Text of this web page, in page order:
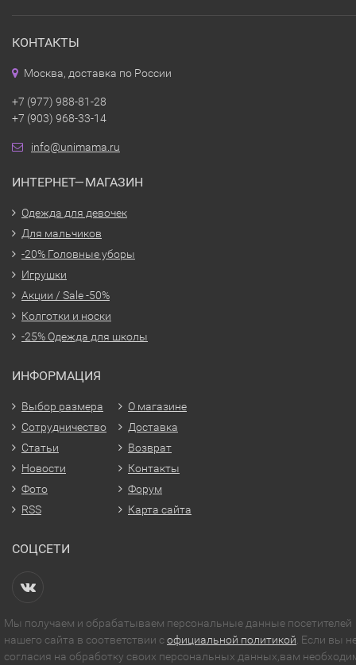
КОНТАКТЫ
Москва, доставка по России
+7 (977) 988-81-28
+7 (903) 968-33-14
info@unimama.ru
ИНТЕРНЕТ—МАГАЗИН
Одежда для девочек
Для мальчиков
-20% Головные уборы
Игрушки
Акции / Sale -50%
Колготки и носки
-25% Одежда для школы
ИНФОРМАЦИЯ
Выбор размера
Сотрудничество
Статьи
Новости
Фото
RSS
О магазине
Доставка
Возврат
Контакты
Форум
Карта сайта
СОЦСЕТИ
Мы получаем и обрабатываем персональные данные посетителей
нашего сайта в соответствии софициальной политикой . Если вы
согласия на обработку своих персональных данных,вам